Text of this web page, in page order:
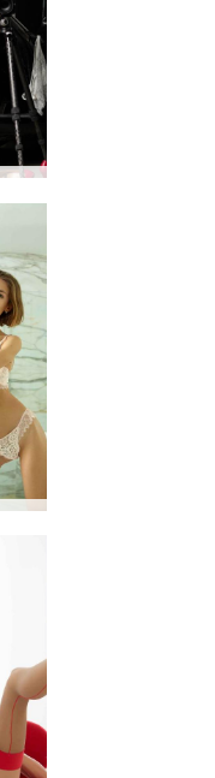
Alya kas arabası seksi selfie'ler
Alya'nın iç çamaşırı selfieleri